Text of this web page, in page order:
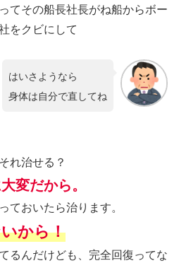
てその船長社長がね船からボー
をクビにして
はいさようなら
身体は自分で直してね
れ治せる？
変だから。
ておいたら治ります。
から！
るんだけども、完全回復ってな